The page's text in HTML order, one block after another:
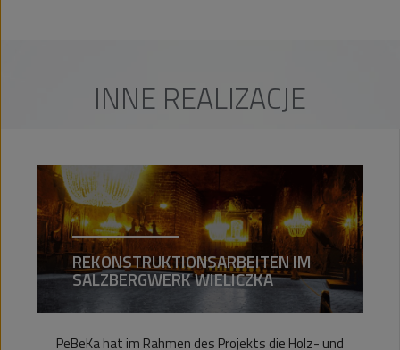
INNE REALIZACJE
REKONSTRUKTIONSARBEITEN IM
SALZBERGWERK WIELICZKA
PeBeKa hat im Rahmen des Projekts die Holz- und